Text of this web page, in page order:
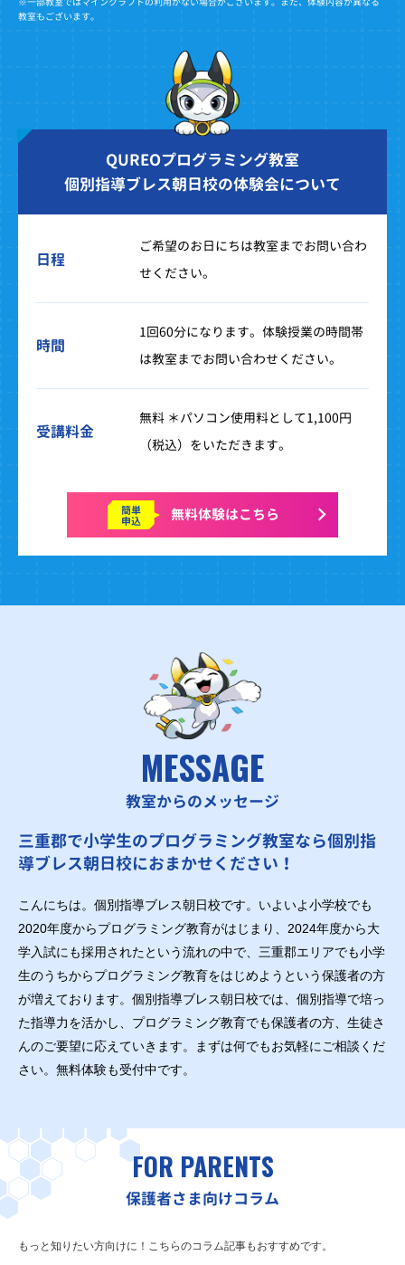
教室もございます。
QUREOプログラミング教室
個別指導ブレス朝日校の体験会について
日程
ご希望のお日にちは教室までお問い合わ
せください。
時間
1回60分になります。体験授業の時間帯
は教室までお問い合わせください。
受講料金
無料 ＊パソコン使用料として1,100円
（税込）をいただきます。
簡単
申込 無料体験はこちら
MESSAGE
教室からのメッセージ
三重郡で小学生のプログラミング教室なら個別指
導ブレス朝日校におまかせください！
こんにちは。個別指導ブレス朝日校です。いよいよ小学校でも
2020年度からプログラミング教育がはじまり、2024年度から大
学入試にも採用されたという流れの中で、三重郡エリアでも小学
生のうちからプログラミング教育をはじめようという保護者の方
が増えております。個別指導ブレス朝日校では、個別指導で培っ
た指導力を活かし、プログラミング教育でも保護者の方、生徒さ
んのご要望に応えていきます。まずは何でもお気軽にご相談くだ
さい。無料体験も受付中です。
FOR PARENTS
保護者さま向けコラム
もっと知りたい方向けに！こちらのコラム記事もおすすめです。